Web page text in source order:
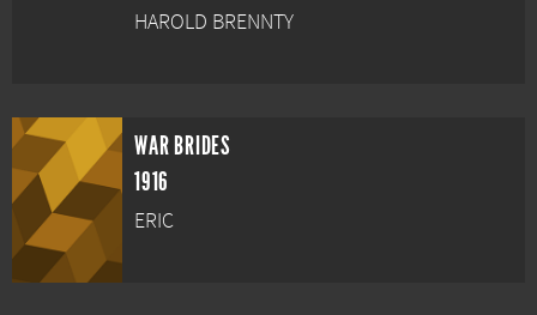
HAROLD BRENNTY
WAR BRIDES
1916
ERIC